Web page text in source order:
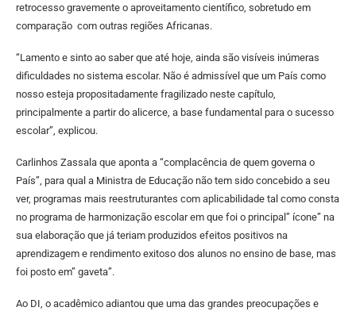
retrocesso gravemente o aproveitamento científico, sobretudo em
comparação com outras regiões Africanas.
“Lamento e sinto ao saber que até hoje, ainda são visíveis inúmeras
dificuldades no sistema escolar. Não é admissível que um País como
nosso esteja propositadamente fragilizado neste capítulo,
principalmente a partir do alicerce, a base fundamental para o sucesso
escolar”, explicou.
Carlinhos Zassala que aponta a “complacência de quem governa o
País”, para qual a Ministra de Educação não tem sido concebido a seu
ver, programas mais reestruturantes com aplicabilidade tal como consta
no programa de harmonização escolar em que foi o principal” ícone” na
sua elaboração que já teriam produzidos efeitos positivos na
aprendizagem e rendimento exitoso dos alunos no ensino de base, mas
foi posto em” gaveta”.
Ao DI, o acadêmico adiantou que uma das grandes preocupações e